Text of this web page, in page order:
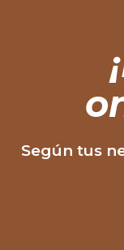
¡
Según tus